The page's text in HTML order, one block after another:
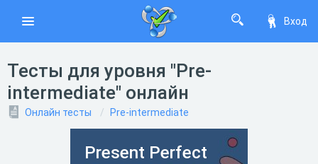
Вход
Тесты для уровня "Pre-
intermediate" онлайн
Онлайн тесты Pre-intermediate
Present Perfect